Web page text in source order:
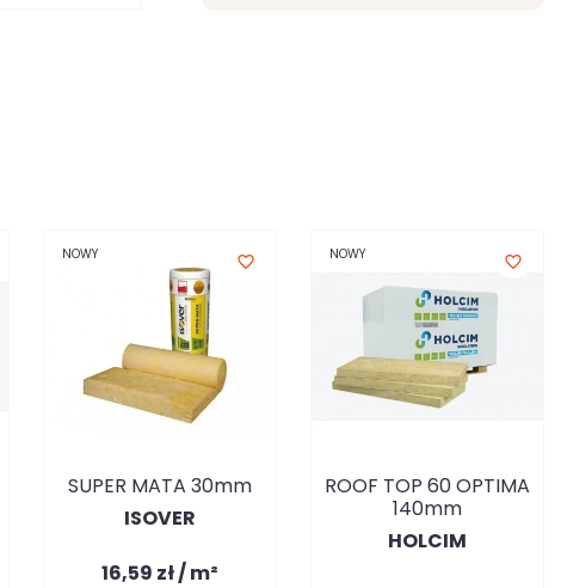
NOWY favorite_border
SUPER MATA 30mm
ISOVER
16,59 zł / m²
NOWY favorite_border
ROOF TOP 60 OPTIMA
140mm
HOLCIM